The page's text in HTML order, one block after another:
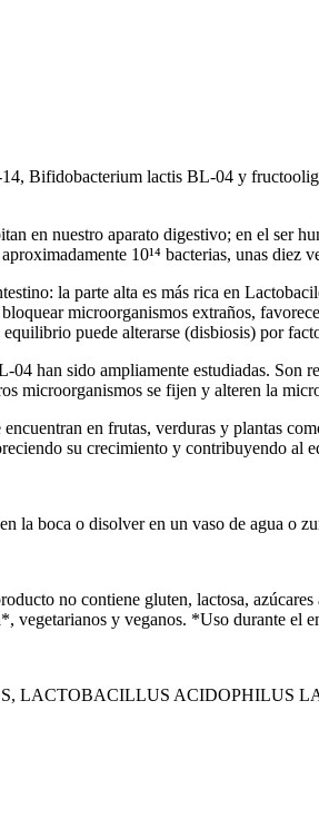
Bifidobacterium lactis BL-04 y
en nuestro aparato digestivo; en el ser
10¹⁴ bacterias, unas diez
la parte alta es más rica en
microorganismos extraños,
puede alterarse (disbiosis) por
han sido ampliamente estudiadas. Son
microorganismos se fijen y alteren la
en frutas, verduras y plantas
su crecimiento y contribuyendo al
la boca o disolver en un vaso de agua o
no contiene gluten, lactosa,
vegetarianos y veganos. *Uso durante el
LACTOBACILLUS ACIDOPHILUS